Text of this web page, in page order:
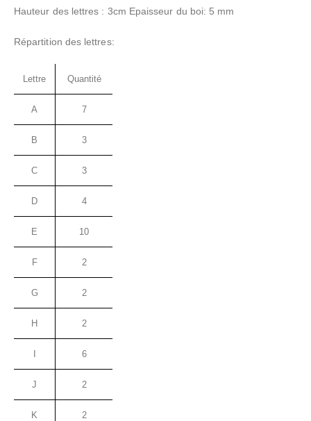
Hauteur des lettres : 3cm Epaisseur du boi: 5 mm
Répartition des lettres:
Lettre Quantité
A 7
B 3
C 3
D 4
E 10
F 2
G 2
H 2
I 6
J 2
K 2